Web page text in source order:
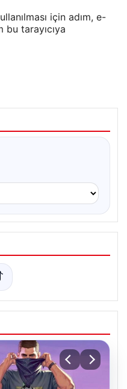
için adım, e-
tarayıcıya